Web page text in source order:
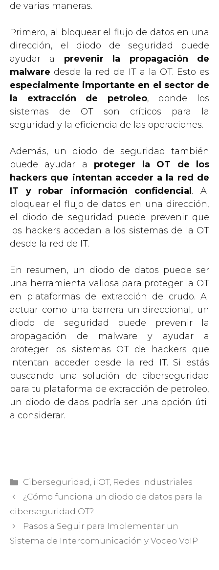
de varias maneras.
Primero, al bloquear el flujo de datos en una
dirección, el diodo de seguridad puede
ayudar a prevenir la propagación de
malware desde la red de IT a la OT. Esto es
especialmente importante en el sector de
la extracción de petroleo, donde los
sistemas de OT son críticos para la
seguridad y la eficiencia de las operaciones.
Además, un diodo de seguridad también
puede ayudar a proteger la OT de los
hackers que intentan acceder a la red de
IT y robar información confidencial . Al
bloquear el flujo de datos en una dirección,
el diodo de seguridad puede prevenir que
los hackers accedan a los sistemas de la OT
desde la red de IT.
En resumen, un diodo de datos puede ser
una herramienta valiosa para proteger la OT
en plataformas de extracción de crudo. Al
actuar como una barrera unidireccional, un
diodo de seguridad puede prevenir la
propagación de malware y ayudar a
proteger los sistemas OT de hackers que
intentan acceder desde la red IT. Si estás
buscando una solución de ciberseguridad
para tu plataforma de extracción de petroleo,
un diodo de daos podría ser una opción útil
a considerar.
Categorías
Ciberseguridad , iIOT, Redes Industriales
¿Cómo funciona un diodo de datos para la
ciberseguridad OT?
Pasos a Seguir para Implementar un
Sistema de Intercomunicación y Voceo VoIP